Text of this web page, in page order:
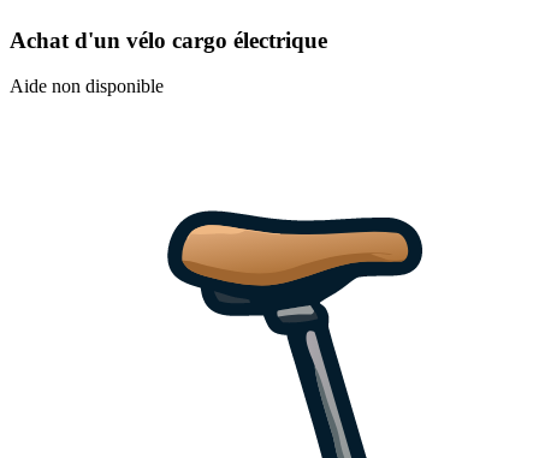
Achat d'un vélo cargo électrique
Aide non disponible